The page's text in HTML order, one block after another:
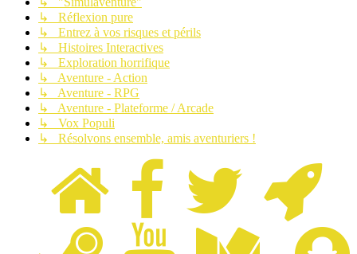
↳ Réflexion pure
↳ Entrez à vos risques et périls
↳ Histoires Interactives
↳ Exploration horrifique
↳ Aventure - Action
↳ Aventure - RPG
↳ Aventure - Plateforme / Arcade
↳ Vox Populi
↳ Résolvons ensemble, amis aventuriers !